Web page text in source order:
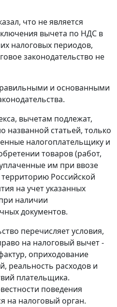
что не является
вычета по НДС в
налоговых периодов,
законодательство не
и основанными
вычетам подлежат,
названной статьей, только
налогоплательщику и
товаров (работ,
им при ввозе
Российской
на учет указанных
наличии
документов.
перечисляет условия,
на налоговый вычет -
оприходование
реальность расходов и
плательщика.
поведения
на налоговый орган.